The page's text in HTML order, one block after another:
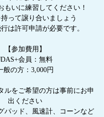
もいに練習してください！
って譲り合いましょう
は許可申請が必要です。
【参加費用】
会員：無料
般の方：3,000円
ルをご希望の方は事前にお申
出ください
パッド、風速計、コーンなど